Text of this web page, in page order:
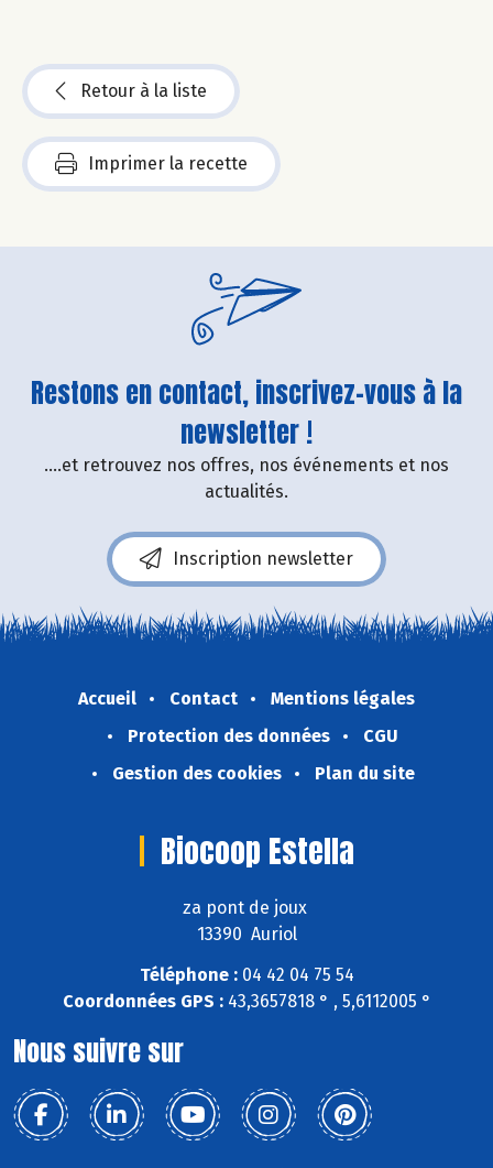
Retour à la liste
Imprimer la recette
Restons en contact, inscrivez-vous à la
newsletter !
....et retrouvez nos offres, nos événements et nos
actualités.
Inscription newsletter
Accueil Contact
Mentions légales
Protection des données
CGU
Gestion des cookies
Plan du site
Biocoop Estella
za pont de joux
13390 Auriol
Téléphone :04 42 04 75 54
Coordonnées GPS :43,3657818 ° , 5,6112005 °
Nous suivre sur